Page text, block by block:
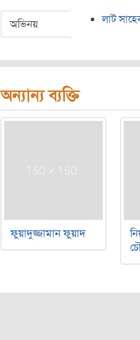
অভিনয় লাট
অন্যান্য ব্যক্তি
ফুয়াদুজ্জামান ফুয়াদ